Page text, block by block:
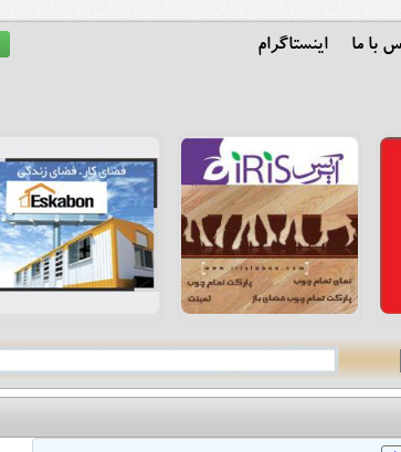
با ما اینستاگرام